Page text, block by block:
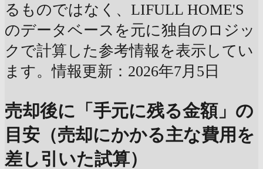
るものではなく、LIFULL HOME'S
のデータベースを元に独自のロジッ
クで計算した参考情報を表示してい
ます。情報更新：2026年7月5日
売却後に「手元に残る金額」の
目安（売却にかかる主な費用を
差し引いた試算）